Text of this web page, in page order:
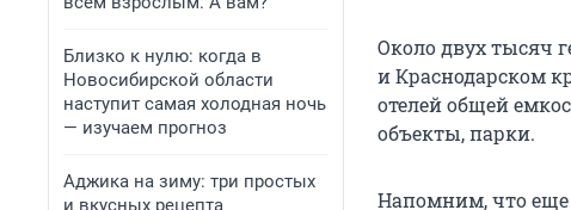
Близко к нулю: когда в
Новосибирской области
наступит самая холодная ночь
— изучаем прогноз
Аджика на зиму: три простых
и вкусных рецепта
Около двух тысяч
и Краснодарском
отелей общей
объекты, парки.
Напомним, что